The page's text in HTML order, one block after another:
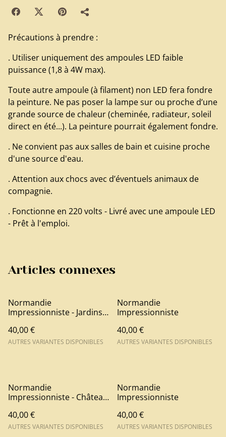
Précautions à prendre :
. Utiliser uniquement des ampoules LED faible
puissance (1,8 à 4W max).
Toute autre ampoule (à filament) non LED fera fondre
la peinture. Ne pas poser la lampe sur ou proche d’une
grande source de chaleur (cheminée, radiateur, soleil
direct en été...). La peinture pourrait également fondre.
. Ne convient pas aux salles de bain et cuisine proche
d'une source d'eau.
. Attention aux chocs avec d’éventuels animaux de
compagnie.
. Fonctionne en 220 volts - Livré avec une ampoule LED
- Prêt à l'emploi.
Articles connexes
Normandie
Impressionniste - Jardins
40,00 €
AUTRES VARIANTES DISPONIBLES
Normandie
Impressionniste
40,00 €
AUTRES VARIANTES DISPONIBLES
Normandie
Impressionniste - Château
40,00 €
AUTRES VARIANTES DISPONIBLES
Normandie
Impressionniste
40,00 €
AUTRES VARIANTES DISPONIBLES